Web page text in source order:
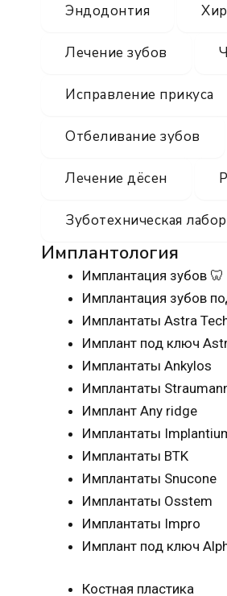
Эндодонтия
Лечение зубов
Исправление прикуса
Отбеливание зубов
Лечение дёсен
Зуботехническая
Имплантология
Имплантация зубов 🦷
Имплантация зубов
Имплантаты Astra
Имплант под ключ
Имплантаты Ankylos
Имплантаты
Имплант Any ridge
Имплантаты
Имплантаты BTK
Имплантаты Snucone
Имплантаты Osstem
Имплантаты Impro
Имплант под ключ
Костная пластика